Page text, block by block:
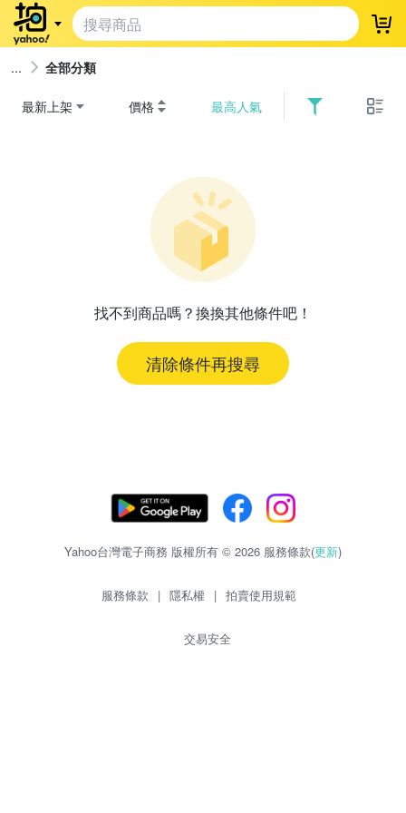
登
全部分類
最新上架 價格 最高人氣
找不到商品嗎？換換其他條件吧！
清除條件再搜尋
Yahoo台灣電子商務 版權所有 © 2026 服務條款(更新)
服務條款 | 隱私權 | 拍賣使用規範
交易安全